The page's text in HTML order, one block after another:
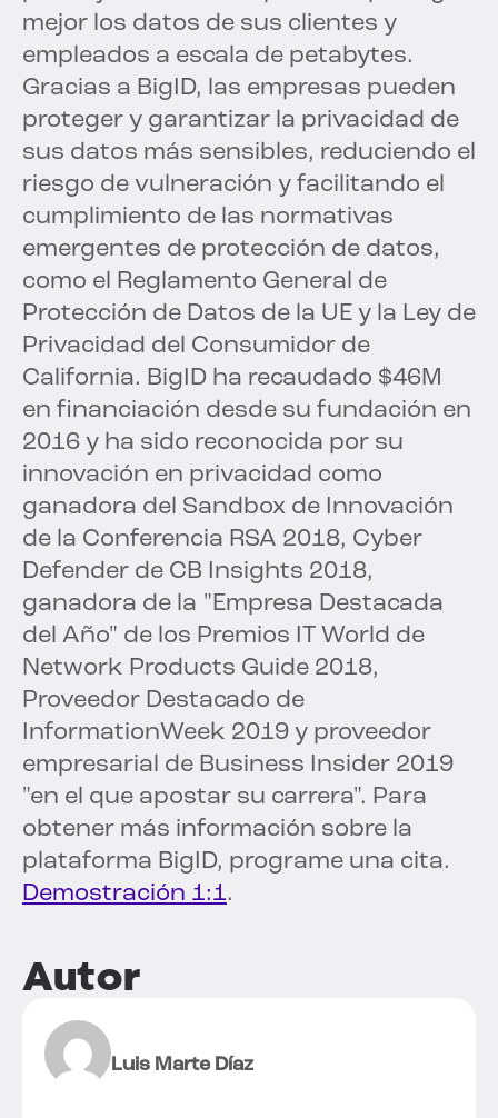
mejor los datos de sus clientes y
empleados a escala de petabytes.
Gracias a BigID, las empresas pueden
proteger y garantizar la privacidad de
sus datos más sensibles, reduciendo el
riesgo de vulneración y facilitando el
cumplimiento de las normativas
emergentes de protección de datos,
como el Reglamento General de
Protección de Datos de la UE y la Ley de
Privacidad del Consumidor de
California. BigID ha recaudado $46M
en financiación desde su fundación en
2016 y ha sido reconocida por su
innovación en privacidad como
ganadora del Sandbox de Innovación
de la Conferencia RSA 2018, Cyber
Defender de CB Insights 2018,
ganadora de la "Empresa Destacada
del Año" de los Premios IT World de
Network Products Guide 2018,
Proveedor Destacado de
InformationWeek 2019 y proveedor
empresarial de Business Insider 2019
"en el que apostar su carrera". Para
obtener más información sobre la
plataforma BigID, programe una cita.
Demostración 1:1.
Autor
Luis Marte Díaz